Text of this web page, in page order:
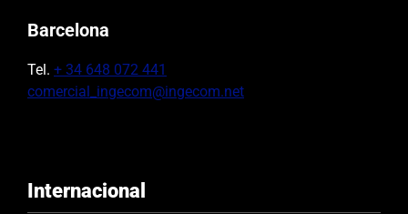
Barcelona
Tel. + 34 648 072 441
comercial_ingecom@ingecom.net
Internacional